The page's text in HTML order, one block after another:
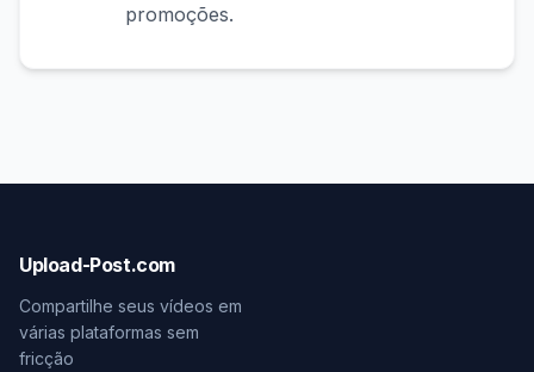
promoções.
Upload-Post.com
Compartilhe seus vídeos em
várias plataformas sem
fricção